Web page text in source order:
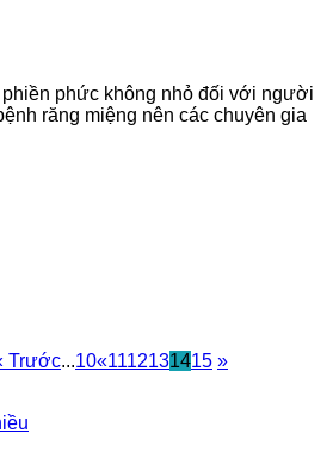
phức không nhỏ đối với người
răng miệng nên các chuyên gia
Trước...10«1112131415 »